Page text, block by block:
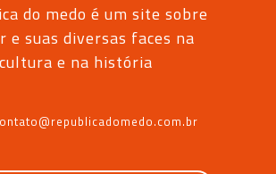
do medo é um site sobre
e suas diversas faces na
cultura e na história